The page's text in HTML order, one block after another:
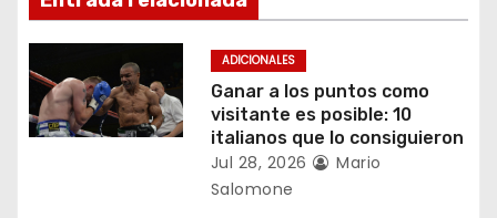
n
d
e
ADICIONALES
Ganar a los puntos como
visitante es posible: 10
italianos que lo consiguieron
Jul 28, 2026
Mario
Salomone